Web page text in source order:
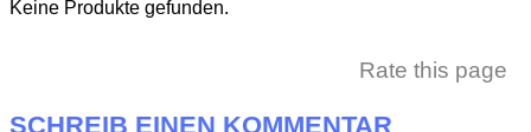
Keine Produkte gefunden.
Rate this page
SCHREIB EINEN KOMMENTAR